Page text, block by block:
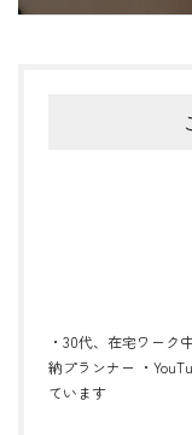
・30代、在宅ワーク
納プランナー ・
ています